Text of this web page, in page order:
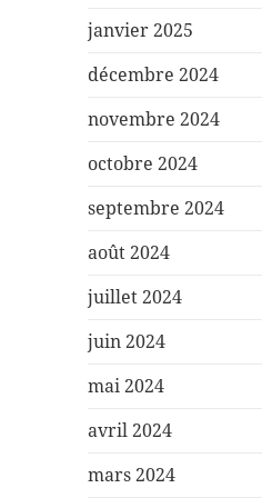
janvier 2025
décembre 2024
novembre 2024
octobre 2024
septembre 2024
août 2024
juillet 2024
juin 2024
mai 2024
avril 2024
mars 2024